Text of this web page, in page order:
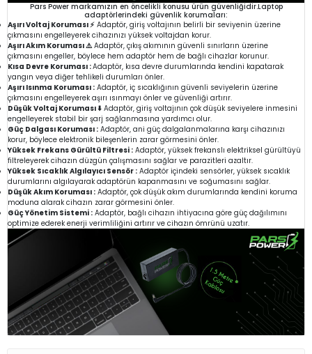
Pars Power markamızın en öncelikli konusu ürün güvenliğidir.Laptop
adaptörlerindeki güvenlik korumaları:
Aşırı Voltaj Koruması ⚡ Adaptör, giriş voltajının belirli bir seviyenin üzerine
çıkmasını engelleyerek cihazınızı yüksek voltajdan korur.
Aşırı Akım Koruması ⚠️Adaptör, çıkış akımının güvenli sınırların üzerine
çıkmasını engeller, böylece hem adaptör hem de bağlı cihazlar korunur.
Kısa Devre Koruması :Adaptör, kısa devre durumlarında kendini kapatarak
yangın veya diğer tehlikeli durumları önler.
Aşırı Isınma Koruması : Adaptör, iç sıcaklığının güvenli seviyelerin üzerine
çıkmasını engelleyerek aşırı ısınmayı önler ve güvenliği artırır.
Düşük Voltaj Koruması ⬇️ Adaptör, giriş voltajının çok düşük seviyelere inmesini
engelleyerek stabil bir şarj sağlanmasına yardımcı olur.
Güç Dalgası Koruması : Adaptör, ani güç dalgalanmalarına karşı cihazınızı
korur, böylece elektronik bileşenlerin zarar görmesini önler.
Yüksek Frekans Gürültü Filtresi : Adaptör, yüksek frekanslı elektriksel gürültüyü
filtreleyerek cihazın düzgün çalışmasını sağlar ve parazitleri azaltır.
Yüksek Sıcaklık Algılayıcı Sensör : Adaptör içindeki sensörler, yüksek sıcaklık
durumlarını algılayarak adaptörün kapanmasını ve soğumasını sağlar.
Düşük Akım Koruması : Adaptör, çok düşük akım durumlarında kendini koruma
moduna alarak cihazın zarar görmesini önler.
Güç Yönetim Sistemi : Adaptör, bağlı cihazın ihtiyacına göre güç dağılımını
optimize ederek enerji verimliliğini artırır ve cihazın ömrünü uzatır.